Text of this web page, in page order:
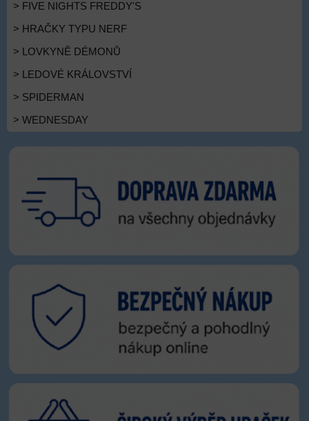
> FIVE NIGHTS FREDDY'S
> HRAČKY TYPU NERF
> LOVKYNĚ DÉMONŮ
> LEDOVÉ KRÁLOVSTVÍ
> SPIDERMAN
> WEDNESDAY